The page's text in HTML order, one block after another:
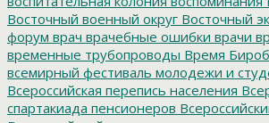
Восточный военный округ Восточный
форум врач врачебные ошибки врачи
временные трубопроводы Время
всемирный фестиваль молодежи и
Всероссийская перепись населения
спартакиада пенсионеров